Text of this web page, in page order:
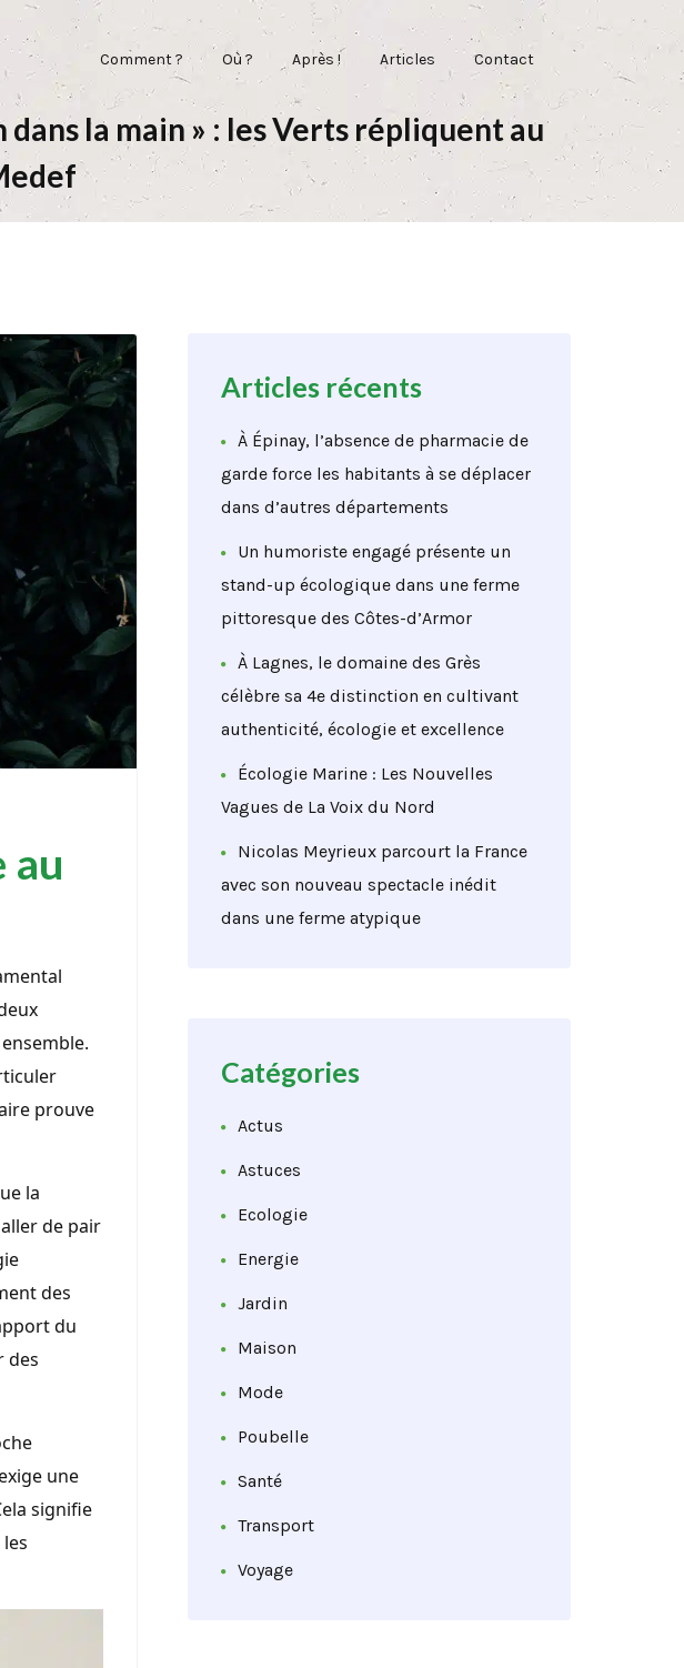
Comment ? Où ? Après ! Articles Contact
la main » : les Verts répliquent au
au
prouve
la
de pair
des
du
des
une
signifie
Articles récents
À Épinay, l’absence de pharmacie de
garde force les habitants à se déplacer
dans d’autres départements
Un humoriste engagé présente un
stand-up écologique dans une ferme
pittoresque des Côtes-d’Armor
À Lagnes, le domaine des Grès
célèbre sa 4e distinction en cultivant
authenticité, écologie et excellence
Écologie Marine : Les Nouvelles
Vagues de La Voix du Nord
Nicolas Meyrieux parcourt la France
avec son nouveau spectacle inédit
dans une ferme atypique
Catégories
Actus
Astuces
Ecologie
Energie
Jardin
Maison
Mode
Poubelle
Santé
Transport
Voyage